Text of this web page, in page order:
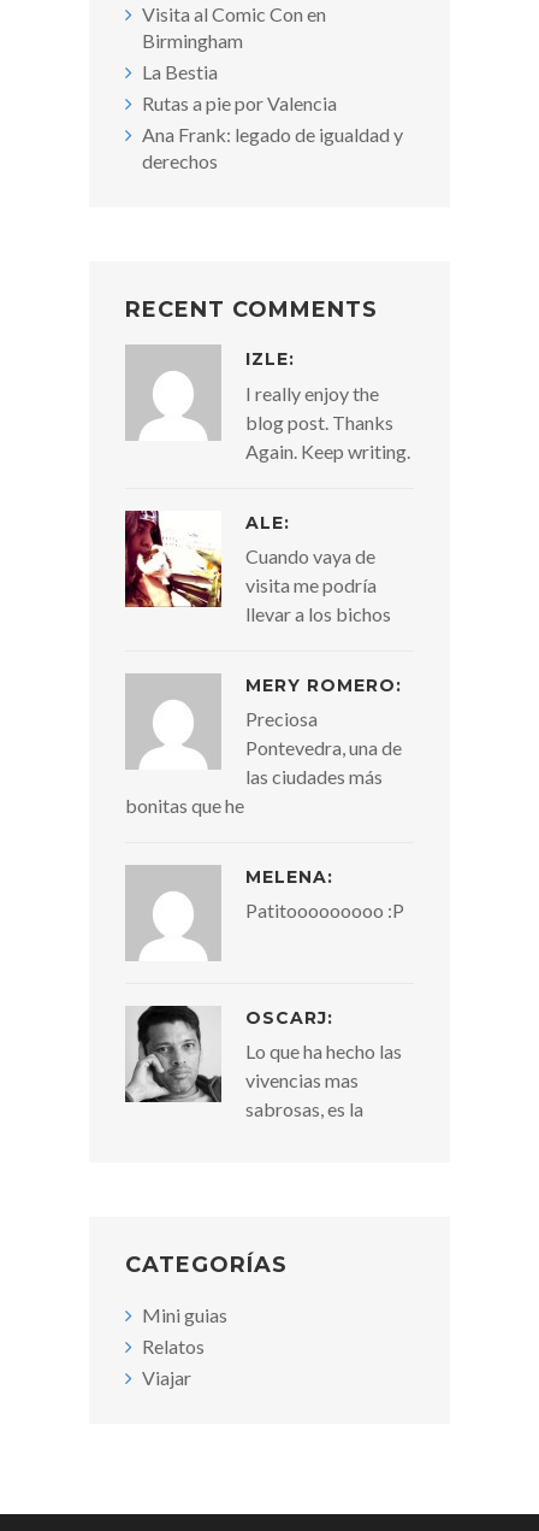
Visita al Comic Con en
Birmingham
La Bestia
Rutas a pie por Valencia
Ana Frank: legado de igualdad y
derechos
RECENT COMMENTS
IZLE:
I really enjoy the
blog post. Thanks
Again. Keep writing.
ALE:
Cuando vaya de
visita me podría
llevar a los bichos
MERY ROMERO:
Preciosa
Pontevedra, una de
las ciudades más
bonitas que he
MELENA:
Patitooooooooo :P
OSCARJ:
Lo que ha hecho las
vivencias mas
sabrosas, es la
CATEGORÍAS
Mini guias
Relatos
Viajar